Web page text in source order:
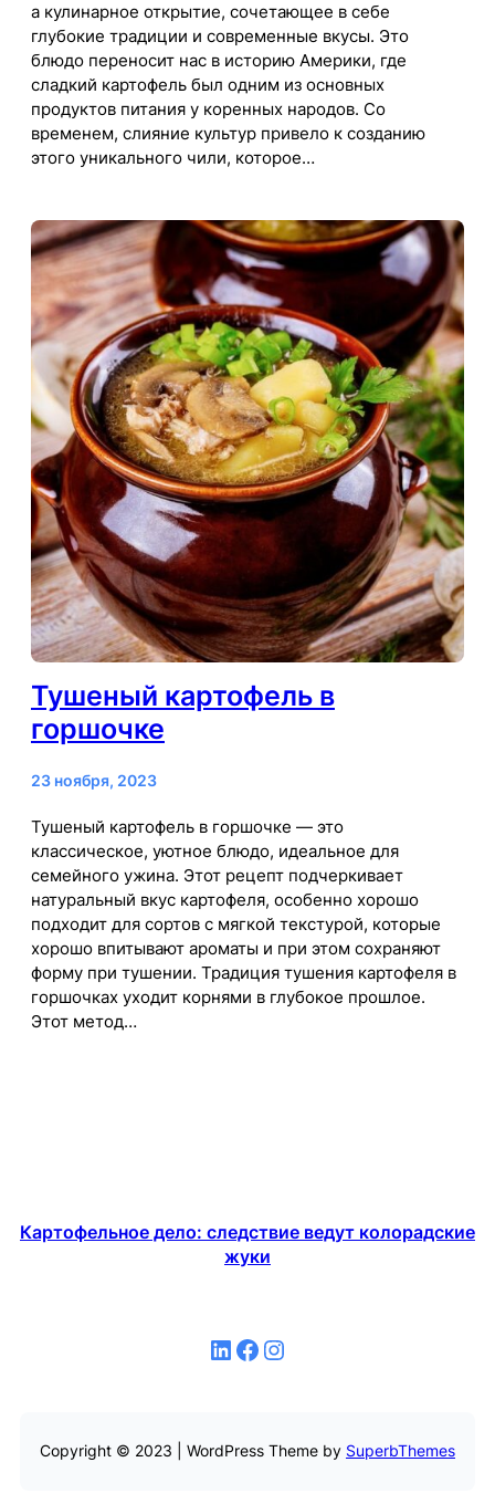
а кулинарное открытие, сочетающее в себе
глубокие традиции и современные вкусы. Это
блюдо переносит нас в историю Америки, где
сладкий картофель был одним из основных
продуктов питания у коренных народов. Со
временем, слияние культур привело к созданию
этого уникального чили, которое…
Тушеный картофель в
горшочке
23 ноября, 2023
Тушеный картофель в горшочке — это
классическое, уютное блюдо, идеальное для
семейного ужина. Этот рецепт подчеркивает
натуральный вкус картофеля, особенно хорошо
подходит для сортов с мягкой текстурой, которые
хорошо впитывают ароматы и при этом сохраняют
форму при тушении. Традиция тушения картофеля в
горшочках уходит корнями в глубокое прошлое.
Этот метод…
Картофельное дело: следствие ведут колорадские
жуки
LinkedIn Facebook Instagram
Copyright © 2023 | WordPress Theme by SuperbThemes